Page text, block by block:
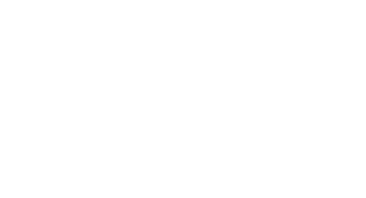
nouvelle fenêtre)
fenêtre)